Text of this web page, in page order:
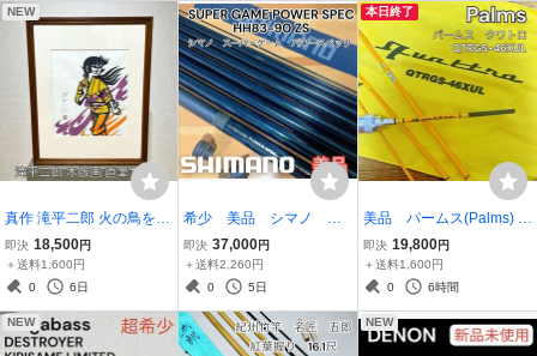
NEW
真作 滝平二郎 火の鳥を退
治したあさ 木版画 直筆サ
イン 額装
即決 18,500円
＋送料1,600円
0
6日
希少 美品 シマノ ス
ーパーゲーム パワース
ペック HH83-90 ZS SHI
MANO 渓流竿
即決 37,000円
＋送料2,260円
0
5日
本日終了
美品 パームス(Palms) ク
ワトロ QTRGS-46XUL
即決 19,800円
＋送料1,600円
0
6時間
NEW NEW